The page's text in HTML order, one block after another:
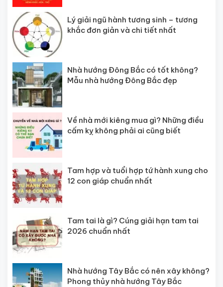
Lý giải ngũ hành tương sinh – tương
khắc đơn giản và chi tiết nhất
Nhà hướng Đông Bắc có tốt không?
Mẫu nhà hướng Đông Bắc đẹp
Về nhà mới kiêng mua gì? Những điều
cấm kỵ không phải ai cũng biết
Tam hợp và tuổi hợp tứ hành xung cho
12 con giáp chuẩn nhất
Tam tai là gì? Cúng giải hạn tam tai
2026 chuẩn nhất
Nhà hướng Tây Bắc có nên xây không?
Phong thủy nhà hướng Tây Bắc